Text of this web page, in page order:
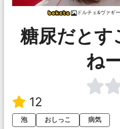
ドルチェ&ヴァギ
糖尿だとす
ねー
12
泡
おしっこ 病気